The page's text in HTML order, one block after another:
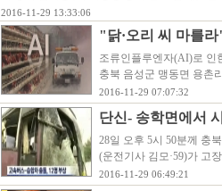
2016-11-29 13:33:06
"닭·오리 씨 마를
조류인플루엔자(AI)로 인
충북 음성군 맹동면 용촌
2016-11-29 07:07:32
단신- 송학면에서
28일 오후 5시 50분께 충
(운전기사 김모·59)가 고
2016-11-29 06:49:21